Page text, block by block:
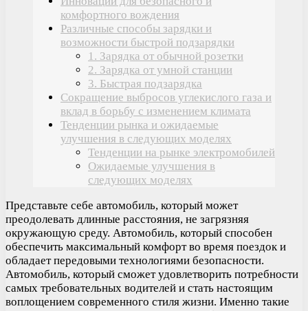
комфортного вождения
Различные способы зарядки и
возможности быстрой подзарядки
1. Зарядка от обычной розетки
2. Зарядка от умной станции
3. Быстрая подзарядка
Сокращение выбросов углекислого газа и
вклад в борьбу с изменением климата
Тенденции рынка и ожидаемые
улучшения в следующих моделях
Тенденции на рынке электромобилей
Ожидаемые улучшения в
следующих моделях
Представьте себе автомобиль, который может
преодолевать длинные расстояния, не загрязняя
окружающую среду. Автомобиль, который способен
обеспечить максимальный комфорт во время поездок и
обладает передовыми технологиями безопасности.
Автомобиль, который сможет удовлетворить потребности
самых требовательных водителей и стать настоящим
воплощением современного стиля жизни. Именно такие